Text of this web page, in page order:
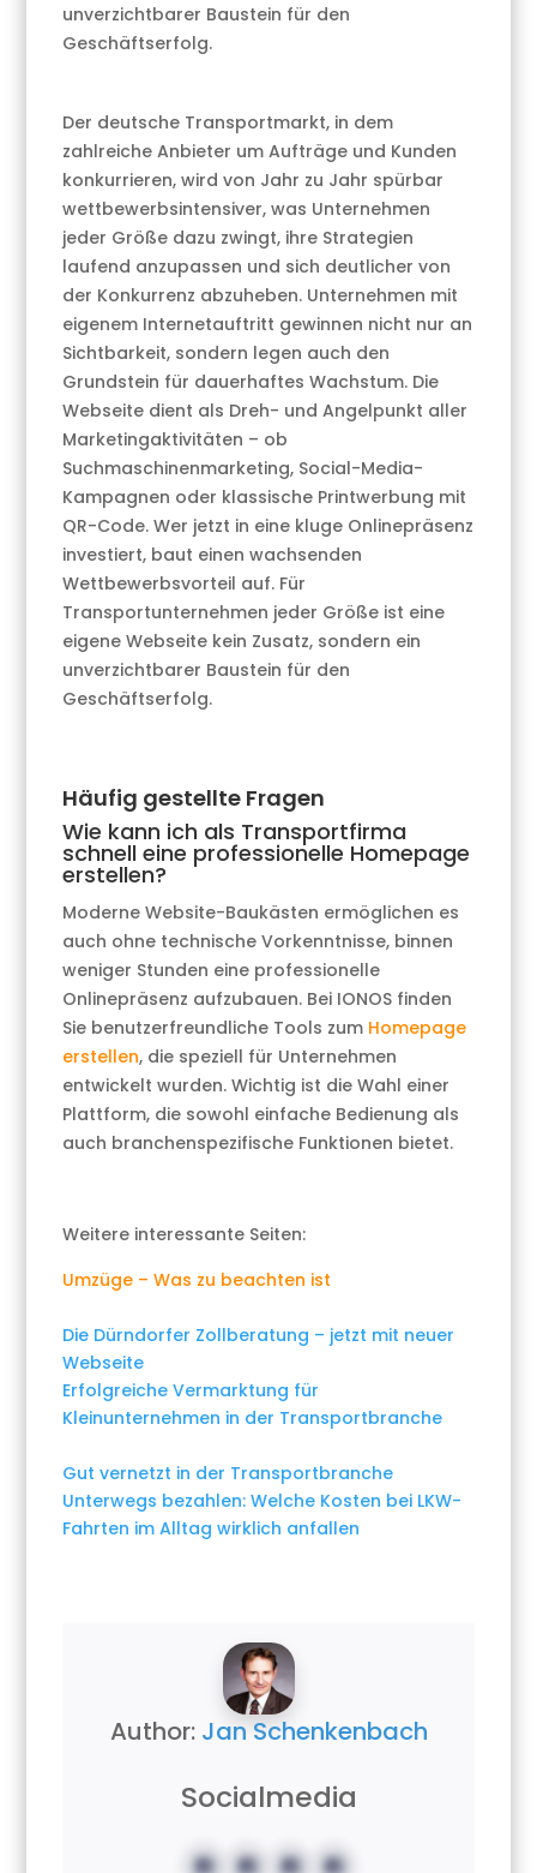
unverzichtbarer Baustein für den
Geschäftserfolg.
Der deutsche Transportmarkt, in dem
zahlreiche Anbieter um Aufträge und Kunden
konkurrieren, wird von Jahr zu Jahr spürbar
wettbewerbsintensiver, was Unternehmen
jeder Größe dazu zwingt, ihre Strategien
laufend anzupassen und sich deutlicher von
der Konkurrenz abzuheben. Unternehmen mit
eigenem Internetauftritt gewinnen nicht nur an
Sichtbarkeit, sondern legen auch den
Grundstein für dauerhaftes Wachstum. Die
Webseite dient als Dreh- und Angelpunkt aller
Marketingaktivitäten – ob
Suchmaschinenmarketing, Social-Media-
Kampagnen oder klassische Printwerbung mit
QR-Code. Wer jetzt in eine kluge Onlinepräsenz
investiert, baut einen wachsenden
Wettbewerbsvorteil auf. Für
Transportunternehmen jeder Größe ist eine
eigene Webseite kein Zusatz, sondern ein
unverzichtbarer Baustein für den
Geschäftserfolg.
Häufig gestellte Fragen
Wie kann ich als Transportfirma
schnell eine professionelle Homepage
erstellen?
Moderne Website-Baukästen ermöglichen es
auch ohne technische Vorkenntnisse, binnen
weniger Stunden eine professionelle
Onlinepräsenz aufzubauen. Bei IONOS finden
Sie benutzerfreundliche Tools zum Homepage
erstellen, die speziell für Unternehmen
entwickelt wurden. Wichtig ist die Wahl einer
Plattform, die sowohl einfache Bedienung als
auch branchenspezifische Funktionen bietet.
Weitere interessante Seiten:
Umzüge – Was zu beachten ist
Die Dürndorfer Zollberatung – jetzt mit neuer
Webseite
Erfolgreiche Vermarktung für
Kleinunternehmen in der Transportbranche
Gut vernetzt in der Transportbranche
Unterwegs bezahlen: Welche Kosten bei LKW-
Fahrten im Alltag wirklich anfallen
Author: Jan Schenkenbach
Socialmedia